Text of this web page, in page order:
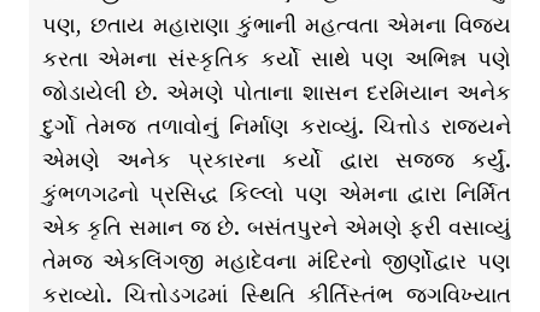
પણ, છતાય મહારાણા કુંભાની મહત્વતા એમના વિજય
કરતા એમના સંસ્કૃતિક કર્યો સાથે પણ અભિન્ન પણે
જોડાયેલી છે. એમણે પોતાના શાસન દરમિયાન અનેક
દુર્ગો તેમજ તળાવોનું નિર્માણ કરાવ્યું. ચિત્તોડ રાજ્યને
એમણે અનેક પ્રકારના કર્યો દ્વારા સજ્જ કર્યું.
કુંભળગઢનો પ્રસિદ્ધ કિલ્લો પણ એમના દ્વારા નિર્મિત
એક કૃતિ સમાન જ છે. બસંતપુરને એમણે ફરી વસાવ્યું
તેમજ એકલિંગજી મહાદેવના મંદિરનો જીર્ણોદ્વાર પણ
કરાવ્યો. ચિત્તોડગઢમાં સ્થિતિ કીર્તિસ્તંભ જગવિખ્યાત